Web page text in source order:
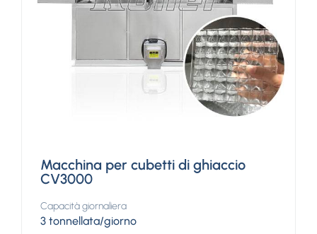
Macchina per cubetti di ghiaccio
CV3000
Capacità giornaliera
3 tonnellata/giorno